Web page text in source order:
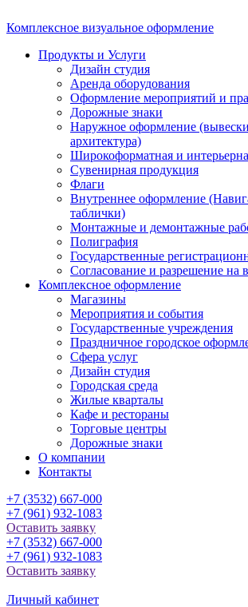
Комплексное визуальное оформление
Продукты и Услуги
Дизайн студия
Аренда оборудования
Оформление мероприятий и
Дорожные знаки
Наружное оформление
архитектура)
Широкоформатная и
Сувенирная продукция
Флаги
Внутреннее оформление
таблички)
Монтажные и демонтажные
Полиграфия
Государственные
Согласование и разрешение на
Комплексное оформление
Магазины
Мероприятия и события
Государственные учреждения
Праздничное городское
Сфера услуг
Дизайн студия
Городская среда
Жилые кварталы
Кафе и рестораны
Торговые центры
Дорожные знаки
О компании
Контакты
+7 (3532) 667-000
+7 (961) 932-1083
Оставить заявку
+7 (3532) 667-000
+7 (961) 932-1083
Оставить заявку
Личный кабинет